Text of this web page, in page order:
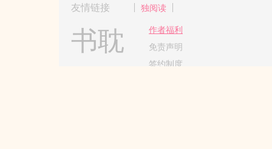
友情链接 独阅读
书耽
作者福利
免责声明
签约制度